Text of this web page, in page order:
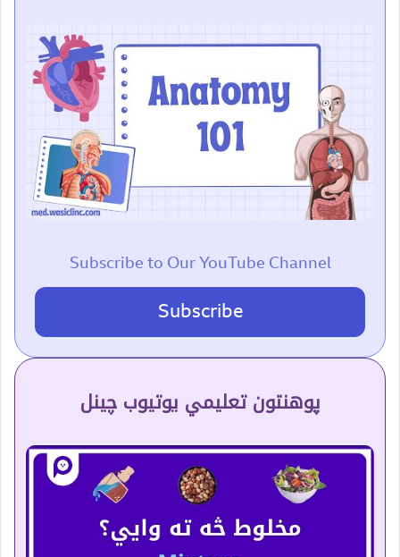
Subscribe to Our YouTube Channel
Subscribe
پوهنتون تعلیمي یوتیوب چینل